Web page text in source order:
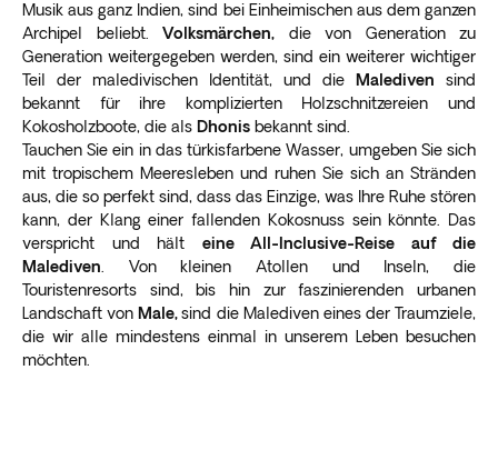
Musik aus ganz Indien, sind bei Einheimischen aus dem ganzen
Archipel beliebt. Volksmärchen, die von Generation zu
Generation weitergegeben werden, sind ein weiterer wichtiger
Teil der maledivischen Identität, und die
Malediven sind
bekannt für ihre komplizierten Holzschnitzereien und
Kokosholzboote, die als Dhonis bekannt sind.
Tauchen Sie ein in das türkisfarbene Wasser, umgeben Sie sich
mit tropischem Meeresleben und ruhen Sie sich an Stränden
aus, die so perfekt sind, dass das Einzige, was Ihre Ruhe stören
kann, der Klang einer fallenden Kokosnuss sein könnte. Das
verspricht und hält eine All-Inclusive-Reise auf die
Malediven . Von kleinen Atollen und Inseln, die
Touristenresorts sind, bis hin zur faszinierenden urbanen
Landschaft von Male,sind die Malediven eines der Traumziele,
die wir alle mindestens einmal in unserem Leben besuchen
möchten.